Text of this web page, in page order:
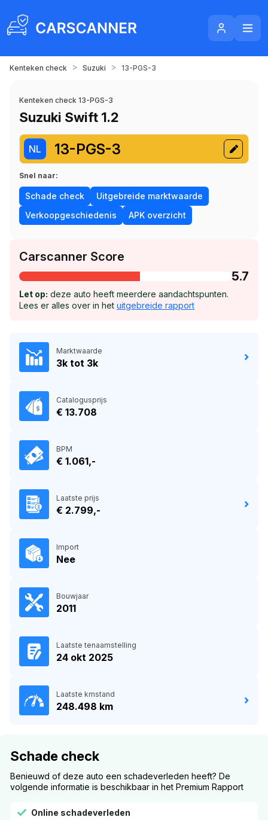
Kenteken check > Suzuki > 13-PGS-3
Kenteken check 13-PGS-3
Suzuki Swift 1.2
NL 13-PGS-3
Snel naar:
Schade check
Uitgebreide marktwaarde
Verkoopgeschiedenis
APK overzicht
Carscanner Score
5.7
Let op: deze auto heeft meerdere aandachtspunten.
Lees er alles over in het uitgebreide rapport
Marktwaarde
3k tot 3k
Catalogusprijs
€ 13.708
BPM
€ 1.061,-
Laatste prijs
€ 2.799,-
Import
Nee
Bouwjaar
2011
Laatste tenaamstelling
24 okt 2025
Laatste kmstand
248.498 km
Schade check
Benieuwd of deze auto een schadeverleden heeft? De
volgende informatie is beschikbaar in het Premium Rapport
Online schadeverleden